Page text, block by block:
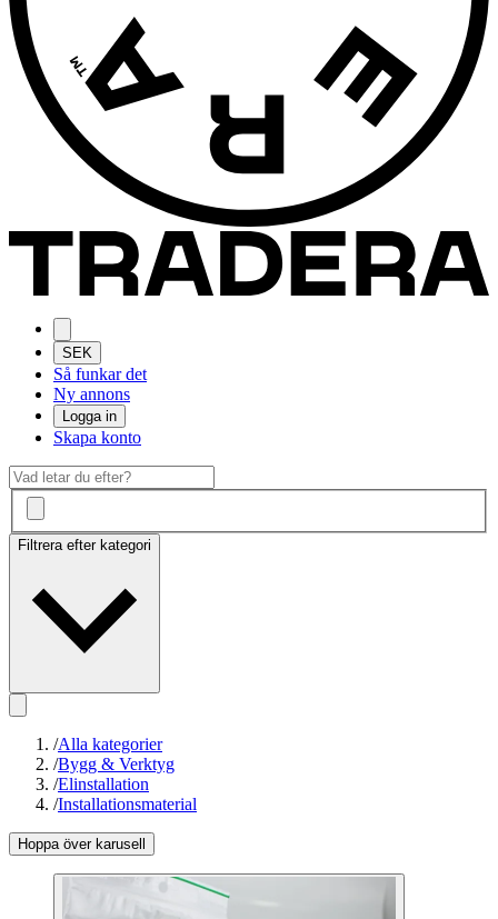
SEK
Så funkar det
Ny annons
Logga in
Skapa konto
Filtrera efter kategori
/Alla kategorier
/Bygg & Verktyg
/Elinstallation
/Installationsmaterial
Hoppa över karusell